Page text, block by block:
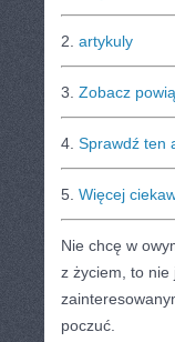
2. artykuly
3. Zobacz
4. Sprawdź ten
5. Więcej
Nie chcę w
z życiem, to nie
poczuć.